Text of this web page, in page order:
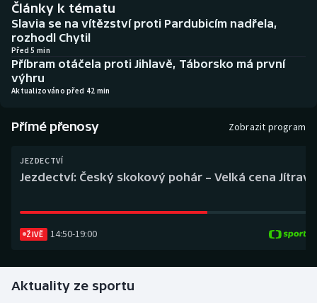
Biatlon
Boby a skeleton
Box
Florbal
Futsal
Gymnastika
Aplikace ČT sport
AZ kvíz
Články k tématu
Slavia se na vítězství proti Pardubicím nadřela,
rozhodl Chytil
Před 5 min
Příbram otáčela proti Jihlavě, Táborsko má první
výhru
Aktualizováno před 42 min
Přímé přenosy Zobrazit program
JEZDECTVÍ
Jezdectví: Český skokový pohár – Velká cena Jítravy
ŽIVĚ 14:50-19:00
Aktuality ze sportu